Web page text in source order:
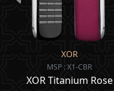
XOR
MSP : X1-CBR
XOR Titanium Rose